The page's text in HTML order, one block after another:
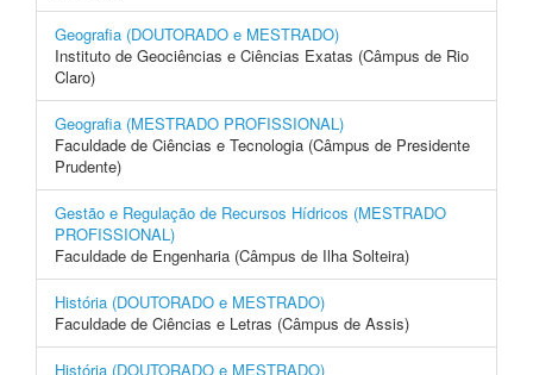
Geografia (DOUTORADO e MESTRADO)
Instituto de Geociências e Ciências Exatas (Câmpus de Rio
Claro)
Geografia (MESTRADO PROFISSIONAL)
Faculdade de Ciências e Tecnologia (Câmpus de Presidente
Prudente)
Gestão e Regulação de Recursos Hídricos (MESTRADO
PROFISSIONAL)
Faculdade de Engenharia (Câmpus de Ilha Solteira)
História (DOUTORADO e MESTRADO)
Faculdade de Ciências e Letras (Câmpus de Assis)
História (DOUTORADO e MESTRADO)